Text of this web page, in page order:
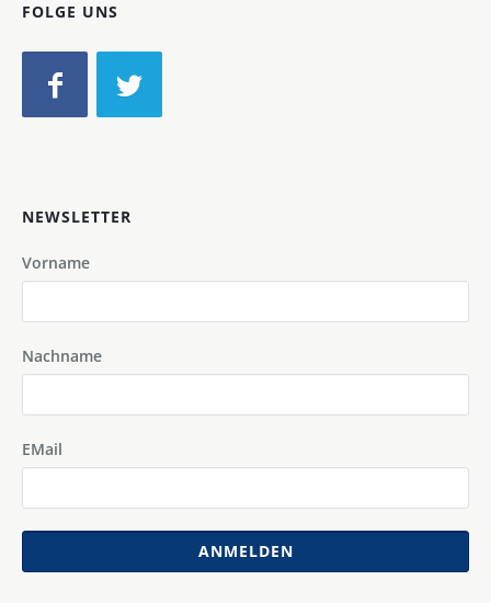
FOLGE UNS
NEWSLETTER
Vorname
Nachname
EMail
ANMELDEN